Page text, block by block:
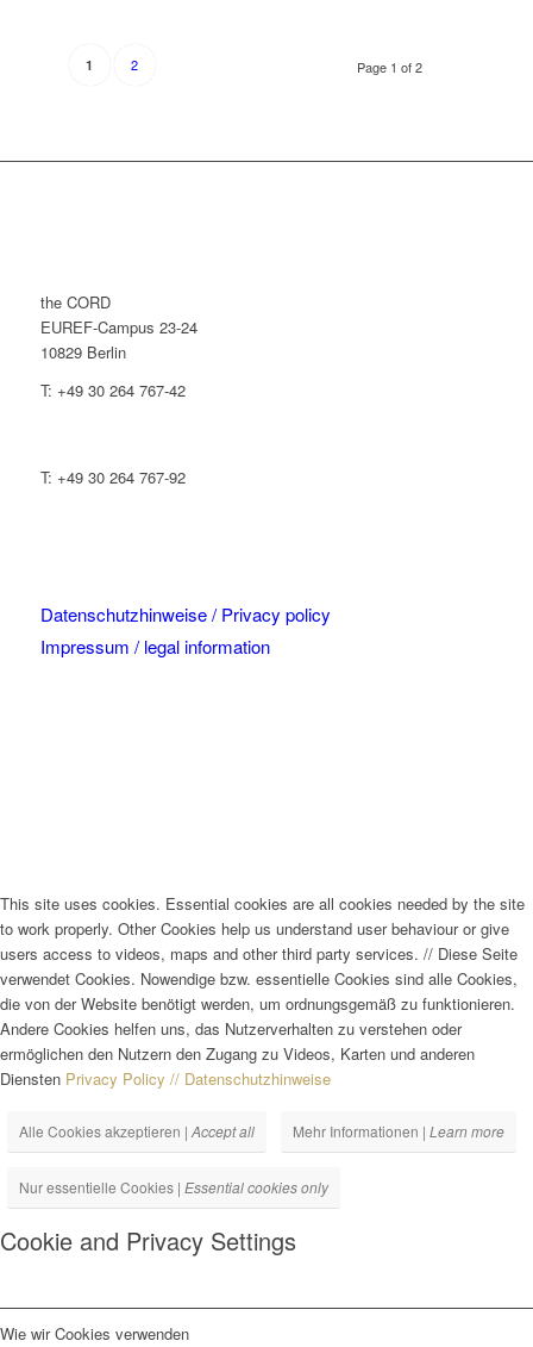
Page 1 of 2
1 2
the CORD
EUREF-Campus 23-24
10829 Berlin
T: +49 30 264 767-42
T: +49 30 264 767-92
Datenschutzhinweise / Privacy policy
Impressum / legal information
This site uses cookies. Essential cookies are all cookies needed by the site
to work properly. Other Cookies help us understand user behaviour or give
users access to videos, maps and other third party services. // Diese Seite
verwendet Cookies. Nowendige bzw. essentielle Cookies sind alle Cookies,
die von der Website benötigt werden, um ordnungsgemäß zu funktionieren.
Andere Cookies helfen uns, das Nutzerverhalten zu verstehen oder
ermöglichen den Nutzern den Zugang zu Videos, Karten und anderen
Diensten Privacy Policy // Datenschutzhinweise
Alle Cookies akzeptieren | Accept all Mehr Informationen | Learn more
Nur essentielle Cookies | Essential cookies only
Cookie and Privacy Settings
Wie wir Cookies verwenden